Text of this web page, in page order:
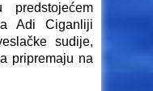
Adi Ciganliji
sudije,
pripremaju na